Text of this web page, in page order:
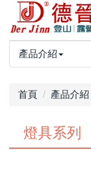
產品介紹
首頁 產品介紹
燈具系列